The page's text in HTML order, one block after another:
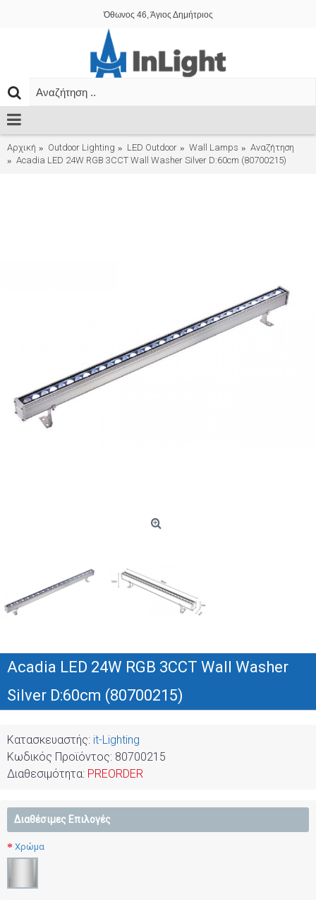
Όθωνος 46, Άγιος Δημήτριος
Αρχική Outdoor Lighting LED Outdoor Wall Lamps
Αναζήτηση
Acadia LED 24W RGB 3CCT Wall Washer Silver D:60cm (80700215)
Acadia LED 24W RGB 3CCT Wall Washer
Silver D:60cm (80700215)
Κατασκευαστής: it-Lighting
Κωδικός Προϊόντος: 80700215
Διαθεσιμότητα: PREORDER
Διαθέσιμες Επιλογές
Χρώμα